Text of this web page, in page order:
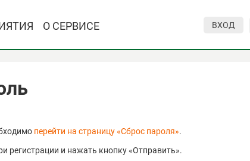
О СЕРВИСЕ ВХОД
перейти на страницу «Сброс пароля».
регистрации и нажать кнопку «Отправить».